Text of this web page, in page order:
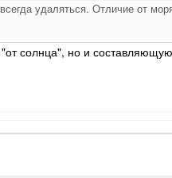
удаляться. Отличие от
солнца", но и